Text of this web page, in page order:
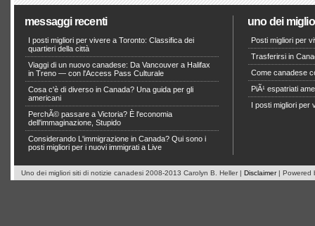
messaggi recenti
I posti migliori per vivere a Toronto: Classifica dei
quartieri della città
Viaggi di un nuovo canadese: Da Vancouver a Halifax
in Treno — con l'Access Pass Culturale
Cosa c'è di diverso in Canada? Una guida per gli
americani
PerchÃ© passare a Victoria? È l'economia
dell'immaginazione, Stupido
Considerando L'immigrazione in Canada? Qui sono i
posti migliori per i nuovi immigrati a Live
uno dei
Posti migliori per
Trasferirsi in
Come canadese
PiÃ¹ espatriati
I posti migliori per
Uno dei migliori siti di notizie canadesi 2008-2013 Carolyn B. Heller | Disclaimer| Powered